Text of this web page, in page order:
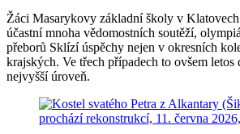
Žáci Masarykovy základní školy v
účastní mnoha vědomostních soutěží,
přeborů Sklízí úspěchy nejen v okresních
krajských. Ve třech případech to ovšem letos
nejvyšší úroveň.